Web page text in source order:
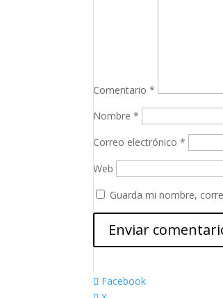
Comentario*
Nombre*
Correo electrónico*
Web
Guarda mi nombre,
Facebook